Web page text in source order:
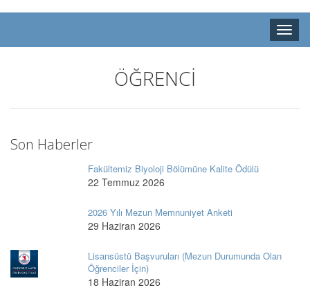
Toggle
ÖĞRENCİ
Son Haberler
Fakültemiz Biyoloji Bölümüne Kalite Ödülü
22 Temmuz 2026
2026 Yılı Mezun Memnuniyet Anketi
29 Haziran 2026
Lisansüstü Başvuruları (Mezun Durumunda Olan
Öğrenciler İçin)
18 Haziran 2026